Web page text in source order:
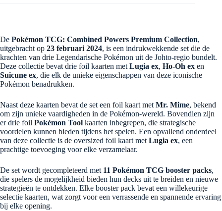
De Pokémon TCG: Combined Powers Premium Collection,
uitgebracht op 23 februari 2024, is een indrukwekkende set die de
krachten van drie Legendarische Pokémon uit de Johto-regio bundelt.
Deze collectie bevat drie foil kaarten met Lugia ex, Ho-Oh ex en
Suicune ex, die elk de unieke eigenschappen van deze iconische
Pokémon benadrukken.
Naast deze kaarten bevat de set een foil kaart met Mr. Mime, bekend
om zijn unieke vaardigheden in de Pokémon-wereld. Bovendien zijn
er drie foil Pokémon Tool kaarten inbegrepen, die strategische
voordelen kunnen bieden tijdens het spelen. Een opvallend onderdeel
van deze collectie is de oversized foil kaart met Lugia ex, een
prachtige toevoeging voor elke verzamelaar.
De set wordt gecompleteerd met 11 Pokémon TCG booster packs,
die spelers de mogelijkheid bieden hun decks uit te breiden en nieuwe
strategieën te ontdekken. Elke booster pack bevat een willekeurige
selectie kaarten, wat zorgt voor een verrassende en spannende ervaring
bij elke opening.